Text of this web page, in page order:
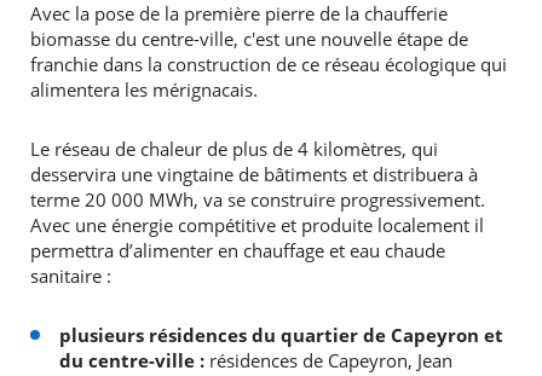
RECHERCHER ...
Avec la pose de la première pierre de la chaufferie
biomasse du centre-ville, c'est une nouvelle étape de
franchie dans la construction de ce réseau écologique qui
alimentera les mérignacais.
Le réseau de chaleur de plus de 4 kilomètres, qui
desservira une vingtaine de bâtiments et distribuera à
terme 20 000 MWh, va se construire progressivement.
Avec une énergie compétitive et produite localement il
permettra d’alimenter en chauffage et eau chaude
sanitaire :
plusieurs résidences du quartier de Capeyron et
du centre-ville : résidences de Capeyron, Jean